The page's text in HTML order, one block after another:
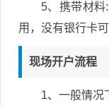
5、携带材
用，没有银行卡
现场开户流程
1、一般情况